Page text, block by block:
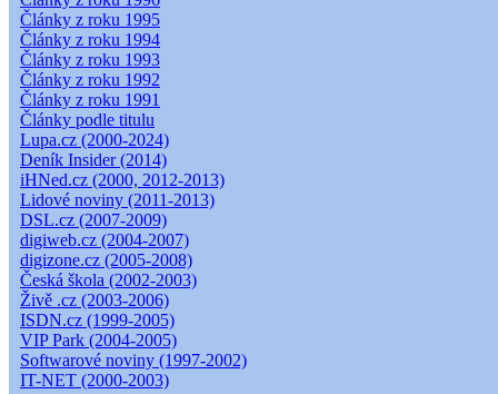
Články z roku 1995
Články z roku 1994
Články z roku 1993
Články z roku 1992
Články z roku 1991
Články podle titulu
Lupa.cz (2000-2024)
Deník Insider (2014)
iHNed.cz (2000, 2012-2013)
Lidové noviny (2011-2013)
DSL.cz (2007-2009)
digiweb.cz (2004-2007)
digizone.cz (2005-2008)
Česká škola (2002-2003)
Živě .cz (2003-2006)
ISDN.cz (1999-2005)
VIP Park (2004-2005)
Softwarové noviny (1997-2002)
IT-NET (2000-2003)